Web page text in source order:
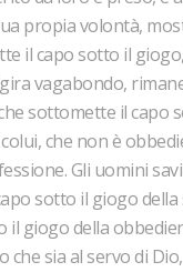
propia volontà,
il capo sotto il
vagabondo,
sottomette il capo
che non è
Gli uomini
sotto il giogo della
giogo della
sia al servo di